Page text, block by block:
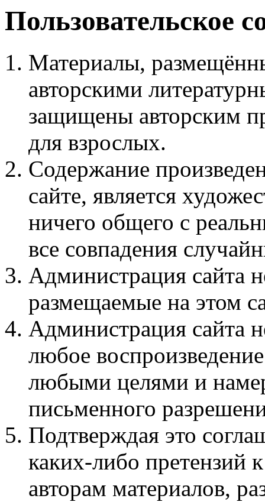
Пользовательское
Материалы,
авторскими
защищены авторским
для взрослых.
Содержание
сайте, является
ничего общего с
все совпадения
Администрация сайта
размещаемые на этом
Администрация сайта
любое
любыми целями и
письменного
Подтверждая это
каких-либо претензий
авторам материалов,